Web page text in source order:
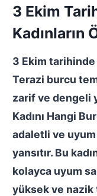
3 Ekim
Kadınların
3 Ekim
Terazi burcu
zarif ve dengeli
Kadını Hangi
adaletli ve
yansıtır. Bu
kolayca uyum
yüksek ve nazik